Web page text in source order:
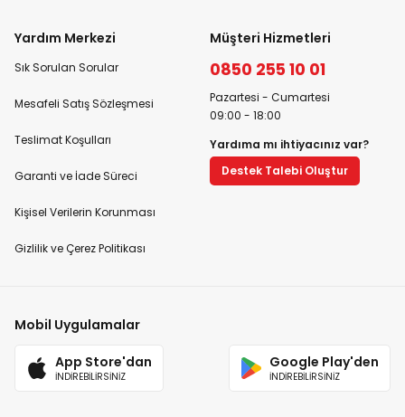
Yardım Merkezi
Sık Sorulan Sorular
Mesafeli Satış Sözleşmesi
Teslimat Koşulları
Garanti ve İade Süreci
Kişisel Verilerin Korunması
Gizlilik ve Çerez Politikası
Müşteri Hizmetleri
0850 255 10 01
Pazartesi - Cumartesi
09:00 - 18:00
Yardıma mı ihtiyacınız var?
Destek Talebi Oluştur
Mobil Uygulamalar
App Store'dan
İNDİREBİLİRSİNİZ
Google Play'den
İNDİREBİLİRSİNİZ